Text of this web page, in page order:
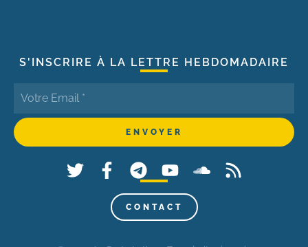
S'INSCRIRE À LA LETTRE HEBDOMADAIRE
CONTACT